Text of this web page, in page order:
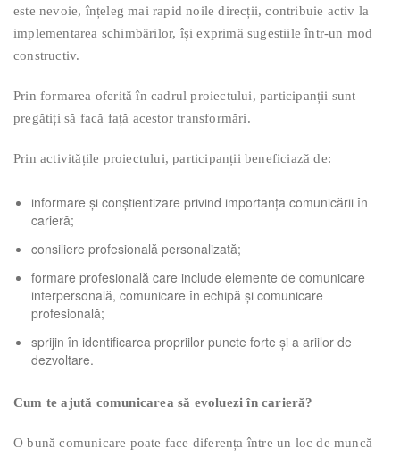
este nevoie, înțeleg mai rapid noile direcții, contribuie activ la
implementarea schimbărilor, își exprimă sugestiile într-un mod
constructiv.
Prin formarea oferită în cadrul proiectului, participanții sunt
pregătiți să facă față acestor transformări.
Prin activitățile proiectului, participanții beneficiază de:
informare și conștientizare privind importanța comunicării în
carieră;
consiliere profesională personalizată;
formare profesională care include elemente de comunicare
interpersonală, comunicare în echipă și comunicare
profesională;
sprijin în identificarea propriilor puncte forte și a ariilor de
dezvoltare.
Cum te ajută comunicarea să evoluezi în carieră?
O bună comunicare poate face diferența între un loc de muncă